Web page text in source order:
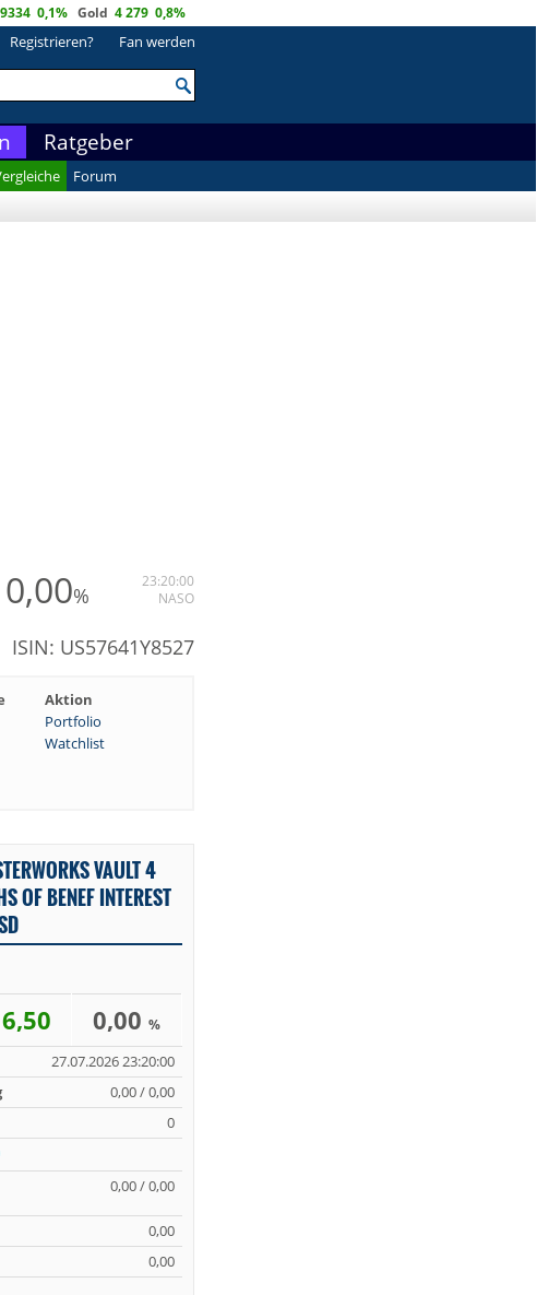
0,1% Gold 4 279 0,8%
Registrieren? Fan werden
Ratgeber
Forum
0,00%
23:20:00
NASO
ISIN: US57641Y8527
Aktion
Portfolio
Watchlist
VAULT 4
OF BENEF INTEREST
0,00 %
27.07.2026 23:20:00
0,00 / 0,00
0
0,00 / 0,00
0,00
0,00